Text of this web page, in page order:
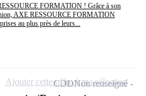
FORMATION ! Grâce à son
AXE RESSOURCE FORMATION
au plus près de leurs...
CDDNon renseigné
Ajouter cette offre à ma sélection